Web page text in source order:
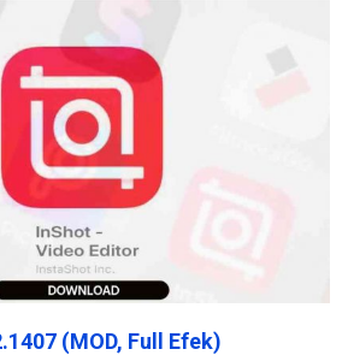
(MOD, Full Efek)